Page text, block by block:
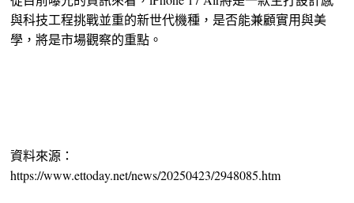
與科技工程挑戰並重的新世代機種，是否能兼顧實用與美
學，將是市場觀察的重點。
資料來源：
https://www.ettoday.net/news/20250423/2948085.htm